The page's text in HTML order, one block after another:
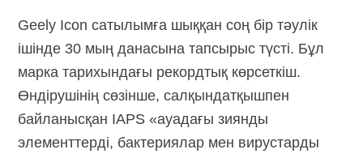
Geely Icon сатылымға шыққан соң бір тәулік
ішінде 30 мың данасына тапсырыс түсті. Бұл
марка тарихындағы рекордтық көрсеткіш.
Өндірушінің сөзінше, салқындатқышпен
байланысқан IAPS «ауадағы зиянды
элементтерді, бактериялар мен вирустарды